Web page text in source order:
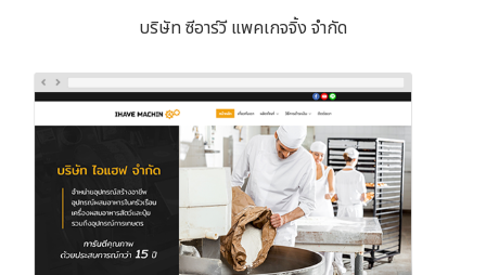
บริษัท ซีอาร์วี แพคเกจจิ้ง จำกัด